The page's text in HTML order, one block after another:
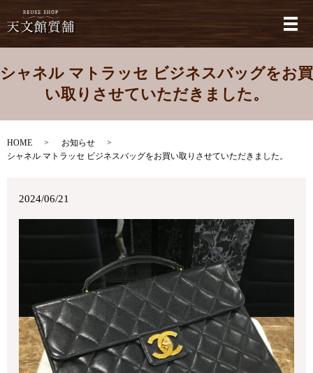
メ
シャネル マトラッセ ビジネスバッグをお買
い取りさせていただきました。
HOME
お知らせ
シャネル マトラッセ ビジネスバッグをお買い取りさせていただきました。
2024/06/21